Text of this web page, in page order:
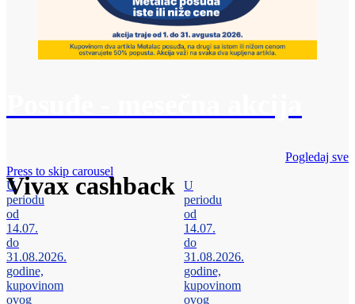
Vivax cashback
Pogledaj sve
Press to skip carousel
U
periodu
od
14.07.
do
31.08.2026.
godine,
kupovinom
ovog
U
periodu
od
14.07.
do
31.08.2026.
godine,
kupovinom
ovog